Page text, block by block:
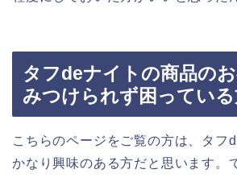
タフdeナイトの商品の
みつけられず困ってい
こちらのページをご覧の方は、タフ
かなり興味のある方だと思います。